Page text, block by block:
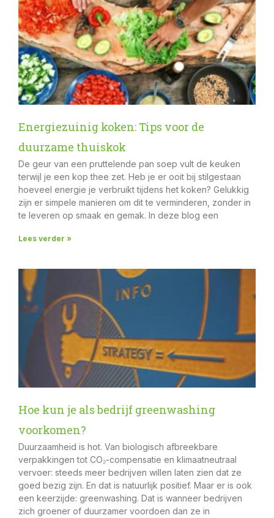
Energiezuinig koken: Tips voor de
duurzame thuiskok
De geur van een pruttelende pan soep vult de keuken
terwijl je een kop thee zet. Heb je er ooit bij stilgestaan
hoeveel energie je verbruikt tijdens het koken? Gelukkig
zijn er simpele manieren om dit te verminderen, zonder in
te leveren op smaak en gemak. In deze blog een
Lees verder »
Hoe kun je als bedrijf greenwashing
voorkomen?
Duurzaamheid is hot. Van biologisch afbreekbare
verpakkingen tot CO₂-compensatie en klimaatneutraal
vervoer: steeds meer bedrijven willen laten zien dat ze
goed bezig zijn. En dat is natuurlijk positief. Maar er is ook
een keerzijde: greenwashing. Dat is wanneer bedrijven
zich groener of duurzamer voordoen dan ze in